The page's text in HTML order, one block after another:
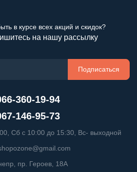
в курсе всех акций и скидок?
на нашу рассылку
Подписаться
360-19-94
146-95-73
Пн-Пт с 09:00 до 18:00, Сб с 10:00 до 15:30, Вс- выходной
пр. Героев, 18А